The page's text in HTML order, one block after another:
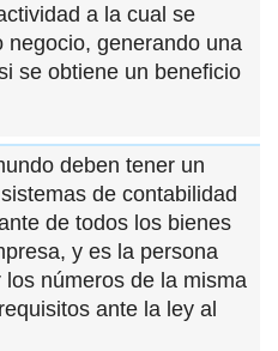
a la cual se
negocio, generando una
se obtiene un beneficio
deben tener un
de contabilidad
de todos los bienes
y es la persona
números de la misma
ante la ley al